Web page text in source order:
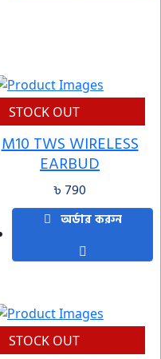
STOCK OUT
M10 TWS WIRELESS
EARBUD
৳ 790
অর্ডার করুন
STOCK OUT